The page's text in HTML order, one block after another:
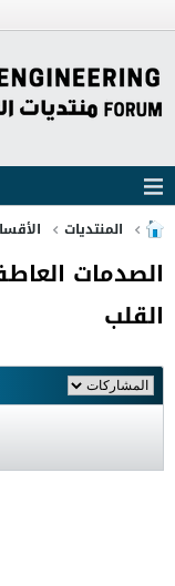
المنتديات
الصدمات
القلب